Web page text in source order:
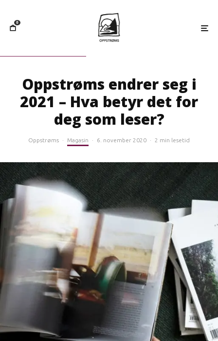
0
Oppstrøms endrer seg i
2021 – Hva betyr det for
deg som leser?
Oppstrøms · Magasin · 6. november 2020 · 2 min lesetid